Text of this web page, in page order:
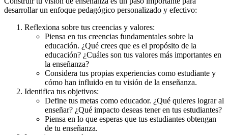
desarrollar un enfoque pedagógico personalizado y efectivo:
Reflexiona sobre tus creencias y valores:
Piensa en tus creencias fundamentales sobre la
educación. ¿Qué crees que es el propósito de la
educación? ¿Cuáles son tus valores más importantes en
la enseñanza?
Considera tus propias experiencias como estudiante y
cómo han influido en tu visión de la enseñanza.
Identifica tus objetivos:
Define tus metas como educador. ¿Qué quieres lograr al
enseñar? ¿Qué impacto deseas tener en tus estudiantes?
Piensa en lo que esperas que tus estudiantes obtengan
de tu enseñanza.